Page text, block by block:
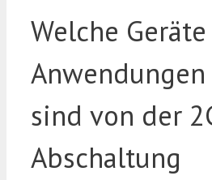
Welche
Anwendungen
sind von der
Abschaltung